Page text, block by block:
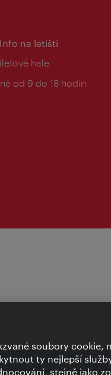
na letišti
hale
od 9 do 18 hodin
soubory cookie,
ty nejlepší
stejně jako